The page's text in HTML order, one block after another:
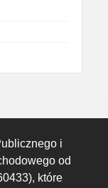
i
od
które